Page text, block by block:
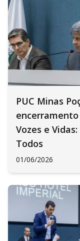
PUC Minas
Vozes e
Todos
01/06/2026